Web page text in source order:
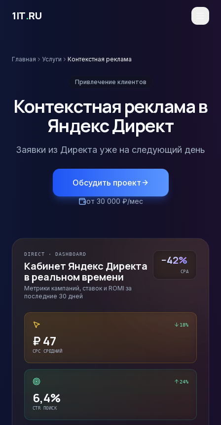
1IT.RU
Главная Услуги Контекстная реклама
Привлечение клиентов
Контекстная реклама в
Яндекс Директ
Заявки из Директа уже на следующий день
Обсудить проект
от 30 000 ₽/мес
DIRECT · DASHBOARD
Кабинет Яндекс Директа
в реальном времени
Метрики кампаний, ставок и ROMI за
последние 30 дней
−42%
CPA
18%
₽ 47
CPC СРЕДНИЙ
24%
6,4%
CTR ПОИСК